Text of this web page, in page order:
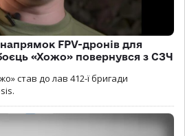
FPV-дронів для
«Хожо» повернувся з СЗЧ
став до лав 412-ї бригади